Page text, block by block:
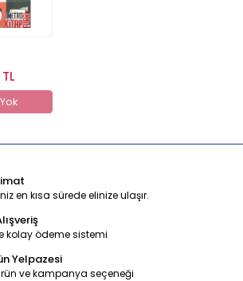
en kısa sürede elinize ulaşır.
kolay ödeme sistemi
Yelpazesi
ve kampanya seçeneği